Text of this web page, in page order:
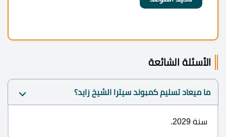
الأسئلة الشائعة
ما ميعاد تسليم كمبوند سيترا الشيخ زايد؟
سنة 2029.